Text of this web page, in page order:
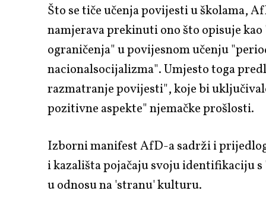
Što se tiče učenja povijesti u školama,
namjerava prekinuti ono što opisuje
ograničenja" u povijesnom učenju
nacionalsocijalizma". Umjesto toga
razmatranje povijesti", koje bi
pozitivne aspekte" njemačke prošlosti.
Izborni manifest AfD-a sadrži i
i kazališta pojačaju svoju identifikaciju
u odnosu na 'stranu' kulturu.